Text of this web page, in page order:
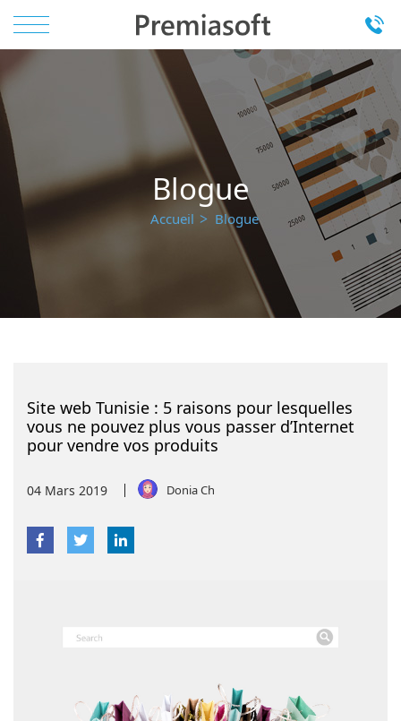
Blogue
Accueil Blogue
Site web Tunisie : 5 raisons pour lesquelles
vous ne pouvez plus vous passer d’Internet
pour vendre vos produits
04 Mars 2019 Donia Ch